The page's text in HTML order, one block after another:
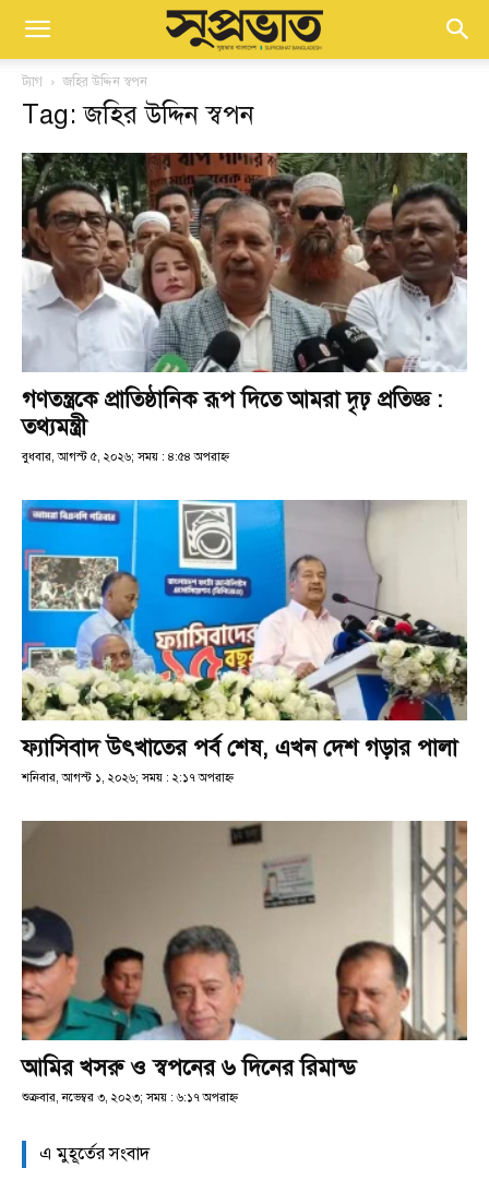
ট্যাগ জহির উদ্দিন স্বপন
Tag: জহির উদ্দিন স্বপন
গণতন্ত্রকে প্রাতিষ্ঠানিক রূপ দিতে আমরা দৃঢ় প্রতিজ্ঞ :
তথ্যমন্ত্রী
বুধবার, আগস্ট ৫, ২০২৬; সময় : ৪:৫৪ অপরাহ্ণ
ফ্যাসিবাদ উৎখাতের পর্ব শেষ, এখন দেশ গড়ার পালা
শনিবার, আগস্ট ১, ২০২৬; সময় : ২:১৭ অপরাহ্ণ
আমির খসরু ও স্বপনের ৬ দিনের রিমান্ড
শুক্রবার, নভেম্বর ৩, ২০২৩; সময় : ৬:১৭ অপরাহ্ণ
এ মুহূর্তের সংবাদ